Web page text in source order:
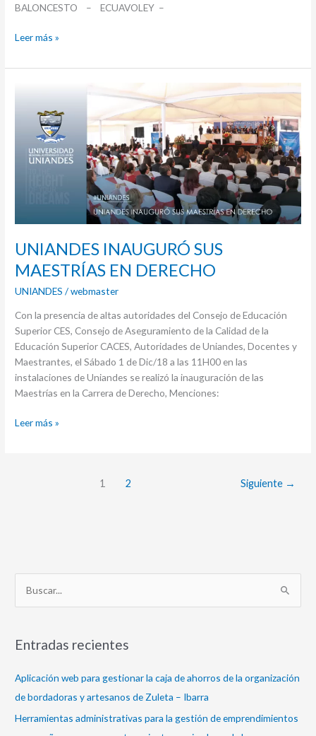
BALONCESTO – ECUAVOLEY –
Leer más »
UNIANDES INAUGURÓ SUS
MAESTRÍAS EN DERECHO
UNIANDES /webmaster
Con la presencia de altas autoridades del Consejo de Educación
Superior CES, Consejo de Aseguramiento de la Calidad de la
Educación Superior CACES, Autoridades de Uniandes, Docentes y
Maestrantes, el Sábado 1 de Dic/18 a las 11H00 en las
instalaciones de Uniandes se realizó la inauguración de las
Maestrías en la Carrera de Derecho, Menciones:
MAESTRÍAS
DERECHO
Leer más »
1 2 Siguiente →
c
Entradas recientes
Aplicación web para gestionar la caja de ahorros de la organización
de bordadoras y artesanos de Zuleta – Ibarra
Herramientas administrativas para la gestión de emprendimientos